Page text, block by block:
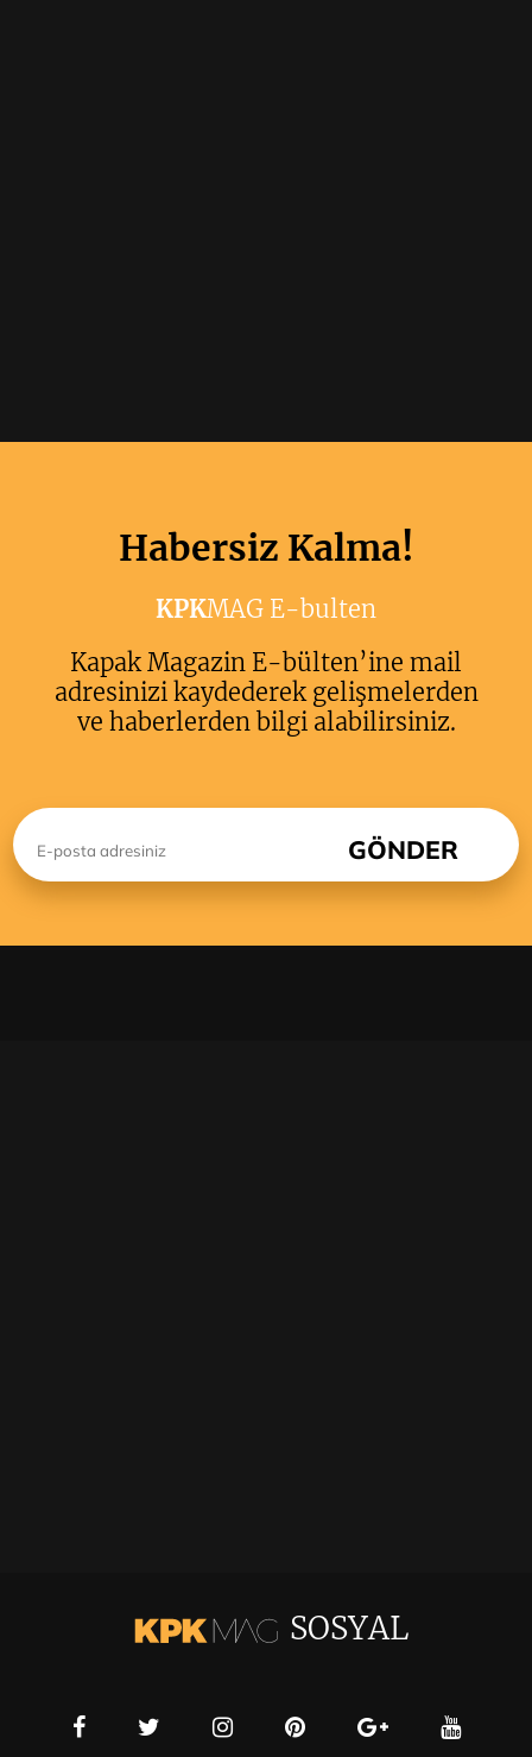
Habersiz Kalma!
KPKMAG E-bulten
Kapak Magazin E-bülten’ine mail
adresinizi kaydederek gelişmelerden
ve haberlerden bilgi alabilirsiniz.
SOSYAL